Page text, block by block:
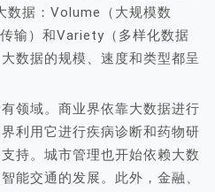
数据：Volume（大规模数
输）和Variety（多样化数据
数据的规模、速度和类型都呈
领域。商业界依靠大数据进行
利用它进行疾病诊断和药物研
持。城市管理也开始依赖大数
能交通的发展。此外，金融、